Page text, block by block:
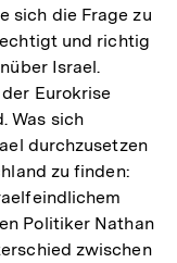
sich die Frage zu
und richtig
Israel.
Eurokrise
Was sich
durchzusetzen
zu finden:
Politiker Nathan
zwischen